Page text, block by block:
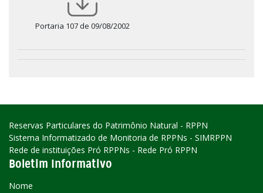
Portaria 107 de 09/08/2002
Reservas Particulares do Patrimônio Natural - RPPN
Sistema Informatizado de Monitoria de RPPNs - SIMRPPN
Rede de instituições Pró RPPNs - Rede Pró RPPN
Boletim Informativo
Nome